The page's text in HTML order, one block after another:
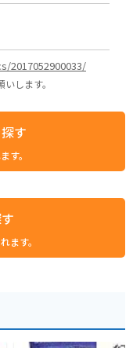
2017052900033/
します。
す
す。
ます。